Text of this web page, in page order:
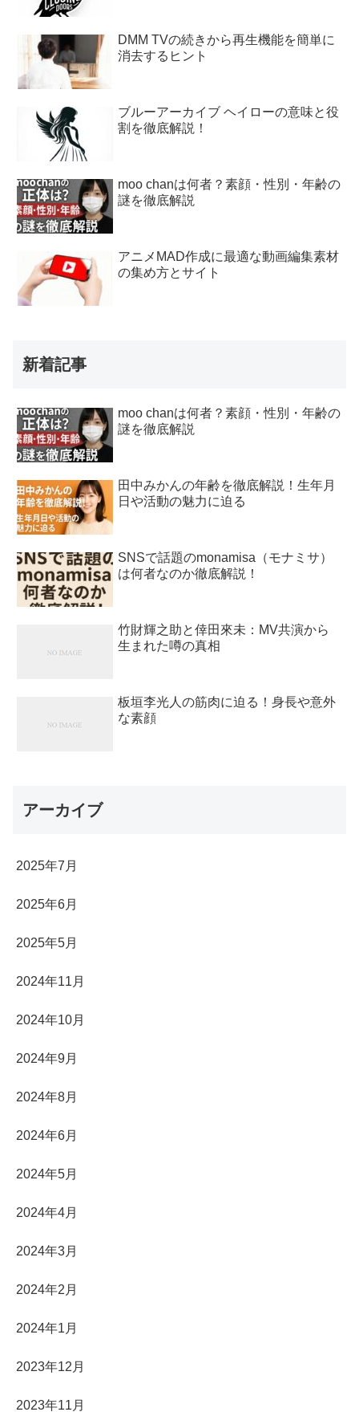
DMM TVの続きから再生機能を簡単に
消去するヒント
ブルーアーカイブ ヘイローの意味と役
割を徹底解説！
moo chanは何者？素顔・性別・年齢の
謎を徹底解説
アニメMAD作成に最適な動画編集素材
の集め方とサイト
新着記事
moo chanは何者？素顔・性別・年齢の
謎を徹底解説
田中みかんの年齢を徹底解説！生年月
日や活動の魅力に迫る
SNSで話題のmonamisa（モナミサ）
は何者なのか徹底解説！
竹財輝之助と倖田來未：MV共演から
生まれた噂の真相
板垣李光人の筋肉に迫る！身長や意外
な素顔
アーカイブ
2025年7月
2025年6月
2025年5月
2024年11月
2024年10月
2024年9月
2024年8月
2024年6月
2024年5月
2024年4月
2024年3月
2024年2月
2024年1月
2023年12月
2023年11月